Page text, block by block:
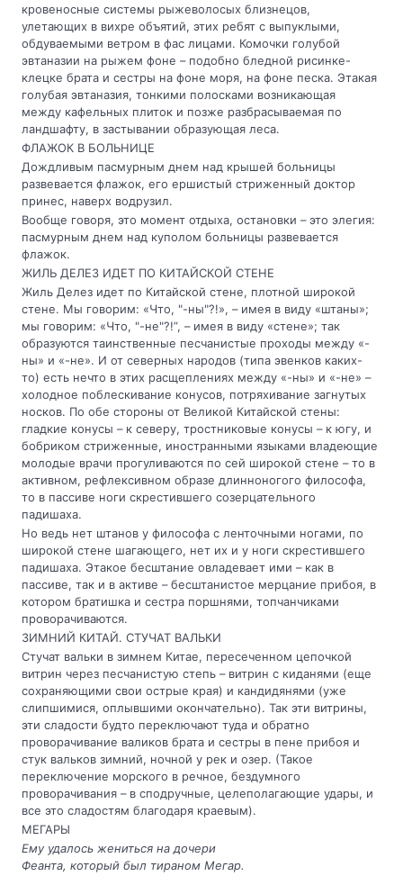
кровеносные системы рыжеволосых близнецов,
улетающих в вихре объятий, этих ребят с выпуклыми,
обдуваемыми ветром в фас лицами. Комочки голубой
эвтаназии на рыжем фоне – подобно бледной рисинке-
клецке брата и сестры на фоне моря, на фоне песка. Этакая
голубая эвтаназия, тонкими полосками возникающая
между кафельных плиток и позже разбрасываемая по
ландшафту, в застывании образующая леса.
ФЛАЖОК В БОЛЬНИЦЕ
Дождливым пасмурным днем над крышей больницы
развевается флажок, его ершистый стриженный доктор
принес, наверх водрузил.
Вообще говоря, это момент отдыха, остановки – это элегия:
пасмурным днем над куполом больницы развевается
флажок.
ЖИЛЬ ДЕЛЕЗ ИДЕТ ПО КИТАЙСКОЙ СТЕНЕ
Жиль Делез идет по Китайской стене, плотной широкой
стене. Мы говорим: «Что, "-ны"?!», – имея в виду «штаны»;
мы говорим: «Что, "-не"?!”, – имея в виду «стене»; так
образуются таинственные песчанистые проходы между «-
ны» и «-не». И от северных народов (типа эвенков каких-
то) есть нечто в этих расщеплениях между «-ны» и «-не» –
холодное поблескивание конусов, потряхивание загнутых
носков. По обе стороны от Великой Китайской стены:
гладкие конусы – к северу, тростниковые конусы – к югу, и
бобриком стриженные, иностранными языками владеющие
молодые врачи прогуливаются по сей широкой стене – то в
активном, рефлексивном образе длинноногого философа,
то в пассиве ноги скрестившего созерцательного
падишаха.
Но ведь нет штанов у философа с ленточными ногами, по
широкой стене шагающего, нет их и у ноги скрестившего
падишаха. Этакое бесштание овладевает ими – как в
пассиве, так и в активе – бесштанистое мерцание прибоя, в
котором братишка и сестра поршнями, топчанчиками
проворачиваются.
ЗИМНИЙ КИТАЙ. СТУЧАТ ВАЛЬКИ
Стучат вальки в зимнем Китае, пересеченном цепочкой
витрин через песчанистую степь – витрин с киданями (еще
сохраняющими свои острые края) и кандидянями (уже
слипшимися, оплывшими окончательно). Так эти витрины,
эти сладости будто переключают туда и обратно
проворачивание валиков брата и сестры в пене прибоя и
стук вальков зимний, ночной у рек и озер. (Такое
переключение морского в речное, бездумного
проворачивания – в сподручные, целеполагающие удары, и
все это сладостям благодаря краевым).
МЕГАРЫ
Ему удалось жениться на дочери
Феанта, который был тираном Мегар.